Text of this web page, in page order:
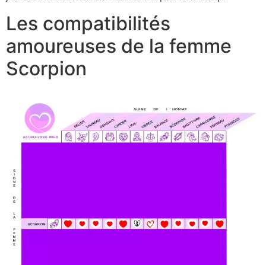
Les compatibilités
amoureuses de la femme
Scorpion